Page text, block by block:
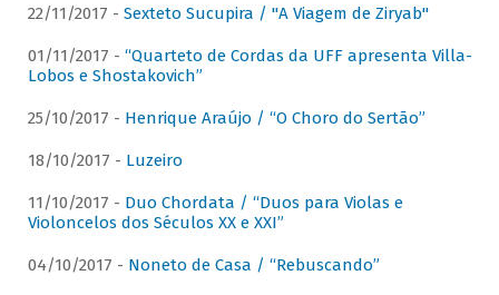
22/11/2017 - Sexteto Sucupira / "A Viagem de Ziryab"
01/11/2017 - “Quarteto de Cordas da UFF apresenta Villa-
Lobos e Shostakovich”
25/10/2017 - Henrique Araújo / “O Choro do Sertão”
18/10/2017 - Luzeiro
11/10/2017 - Duo Chordata / “Duos para Violas e
Violoncelos dos Séculos XX e XXI”
04/10/2017 - Noneto de Casa / “Rebuscando”